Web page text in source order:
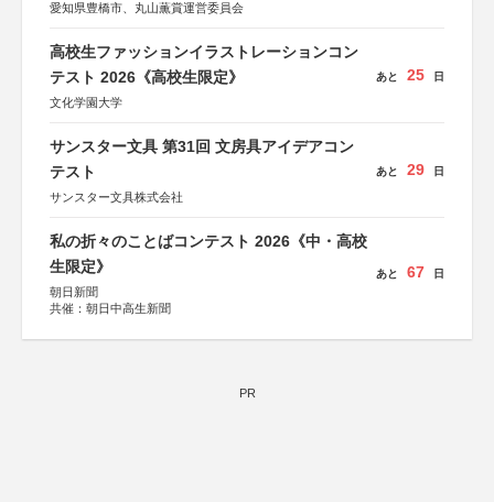
愛知県豊橋市、丸山薫賞運営委員会
高校生ファッションイラストレーションコン
テスト 2026《高校生限定》
文化学園大学
あと 25 日
サンスター文具 第31回 文房具アイデアコン
テスト
サンスター文具株式会社
あと 29 日
私の折々のことばコンテスト 2026《中・高校
生限定》
朝日新聞
共催：朝日中高生新聞
あと 67 日
PR